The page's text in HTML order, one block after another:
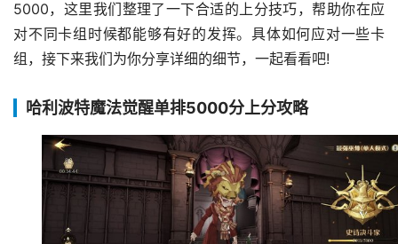
5000，这里我们整理了一下合适的上分技巧，帮助你在应
对不同卡组时候都能够有好的发挥。具体如何应对一些卡
组，接下来我们为你分享详细的细节，一起看看吧!
哈利波特魔法觉醒单排5000分上分攻略